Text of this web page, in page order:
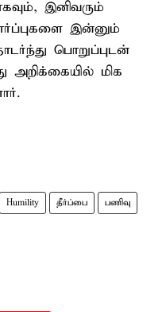
இனிவரும்
இன்னும்
பொறுப்புடன்
மிக
Humility தீர்ப்பை பணிவு